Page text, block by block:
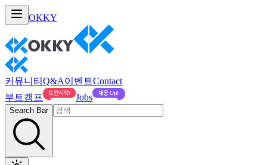
OKKY
커뮤니티 Q&A이벤트Contact
부트캠프
Jobs
Search Bar